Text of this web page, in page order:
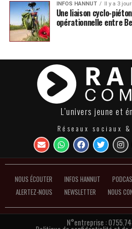
INFOS HANNUT Il y a 3
Une liaison cyclo-
opérationnelle entre
L’univers jeune et
Réseaux sociaux
NOUS ÉCOUTER INFOS HANNUT
ALERTEZ-NOUS
NEWSLETTER NOUS
N°entreprise :